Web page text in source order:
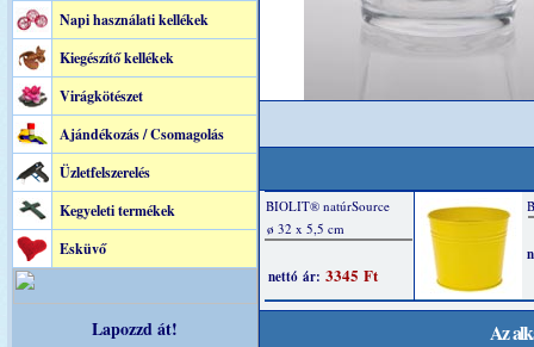
Napi használati kellékek
Kiegészítő kellékek
Virágkötészet
Ajándékozás / Csomagolás
Üzletfelszerelés
Kegyeleti termékek
Esküvő
Lapozzd át! Az